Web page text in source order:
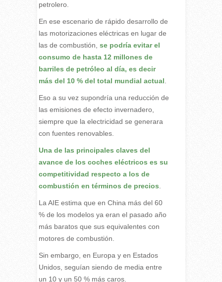
petrolero.
En ese escenario de rápido desarrollo de
las motorizaciones eléctricas en lugar de
las de combustión, se podría evitar el
consumo de hasta 12 millones de
barriles de petróleo al día, es decir
más del 10 % del total mundial actual
Eso a su vez supondría una reducción de
las emisiones de efecto invernadero,
siempre que la electricidad se generara
con fuentes renovables.
Una de las principales claves del
avance de los coches eléctricos es su
competitividad respecto a los de
combustión en términos de precios
La AIE estima que en China más del 60
% de los modelos ya eran el pasado año
más baratos que sus equivalentes con
motores de combustión.
Sin embargo, en Europa y en Estados
Unidos, seguían siendo de media entre
un 10 y un 50 % más caros.